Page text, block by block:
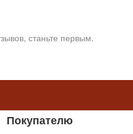
станьте первым.
Покупателю